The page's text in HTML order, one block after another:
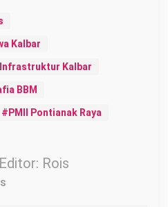
Kalbar
Infrastruktur Kalbar
BBM
PMII Pontianak Raya
Editor: Rois